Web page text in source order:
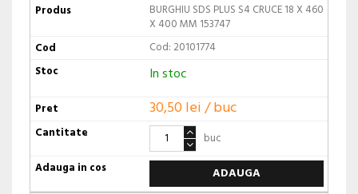
BURGHIU SDS PLUS S4 CRUCE 18 X 460
X 400 MM 153747
Cod: 20101774
In stoc
30,50 lei / buc
buc
ADAUGA